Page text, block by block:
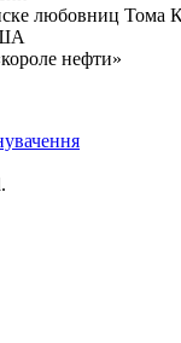
любовниц Тома
нефти»